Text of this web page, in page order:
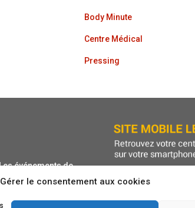
Gérer le consentement aux cookies
Body Minute
Centre Médical
Pressing
événements de